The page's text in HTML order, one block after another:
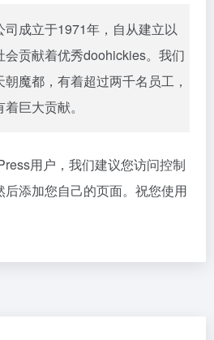
成立于1971年，自从建立以
会贡献着优秀doohickies。我们
魔都，有着超过两千名员工，
巨大贡献。
用户，我们建议您访问控制
后添加您自己的页面。祝您使用